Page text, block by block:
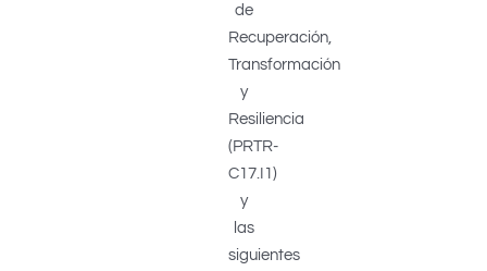
de
Recuperación,
Transformación
y
Resiliencia
(PRTR-
C17.I1)
y
las
siguientes